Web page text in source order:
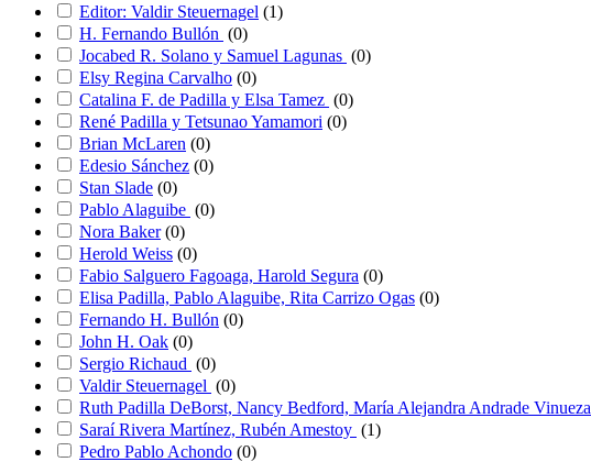
Editor: Valdir Steuernagel (1)
H. Fernando Bullón (0)
Jocabed R. Solano y Samuel Lagunas (0)
Elsy Regina Carvalho (0)
Catalina F. de Padilla y Elsa Tamez (0)
René Padilla y Tetsunao Yamamori (0)
Brian McLaren (0)
Edesio Sánchez (0)
Stan Slade (0)
Pablo Alaguibe (0)
Nora Baker (0)
Herold Weiss (0)
Fabio Salguero Fagoaga, Harold Segura (0)
Elisa Padilla, Pablo Alaguibe, Rita Carrizo Ogas (0)
Fernando H. Bullón (0)
John H. Oak (0)
Sergio Richaud (0)
Valdir Steuernagel (0)
Ruth Padilla DeBorst, Nancy Bedford, María Alejandra Andrade Vinueza
Saraí Rivera Martínez, Rubén Amestoy (1)
Pedro Pablo Achondo (0)